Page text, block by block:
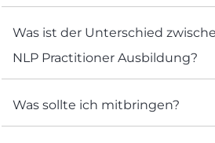
Was ist der Unterschied
NLP Practitioner Ausbildung?
Was sollte ich mitbringen?